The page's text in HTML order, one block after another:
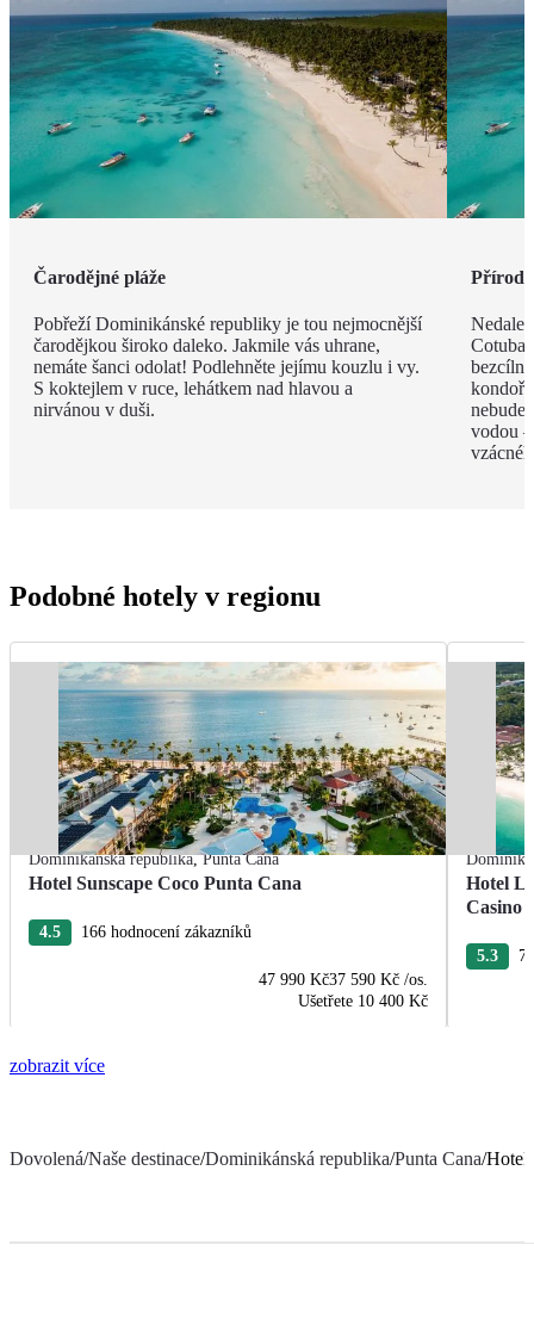
Čarodějné pláže
Pobřeží Dominikánské republiky je tou nejmocnější
čarodějkou široko daleko. Jakmile vás uhrane,
nemáte šanci odolat! Podlehněte jejímu kouzlu i vy.
S koktejlem v ruce, lehátkem nad hlavou a
nirvánou v duši.
vodou
Podobné hotely v regionu
Dominikánská republika,Punta Cana
Hotel Sunscape Coco Punta Cana
4.5 166 hodnocení zákazníků
47 990 Kč37 590 Kč /os.
Ušetřete 10 400 Kč
Hotel
Casino
5.3
zobrazit více
Dovolená/Naše destinace/Dominikánská republika/Punta Cana/Hotel